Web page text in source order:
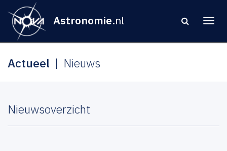
Astronomie.nl
Actueel Nieuws
Nieuwsoverzicht